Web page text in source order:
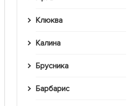
Клюква
Калина
Брусника
Барбарис